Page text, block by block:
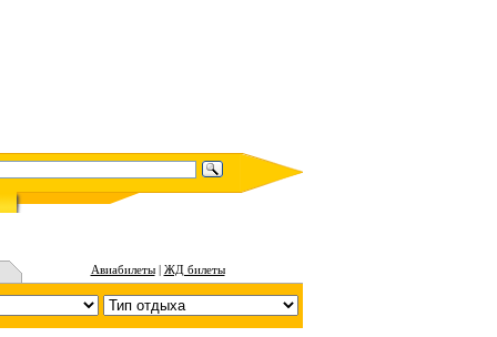
Авиабилеты| ЖД билеты